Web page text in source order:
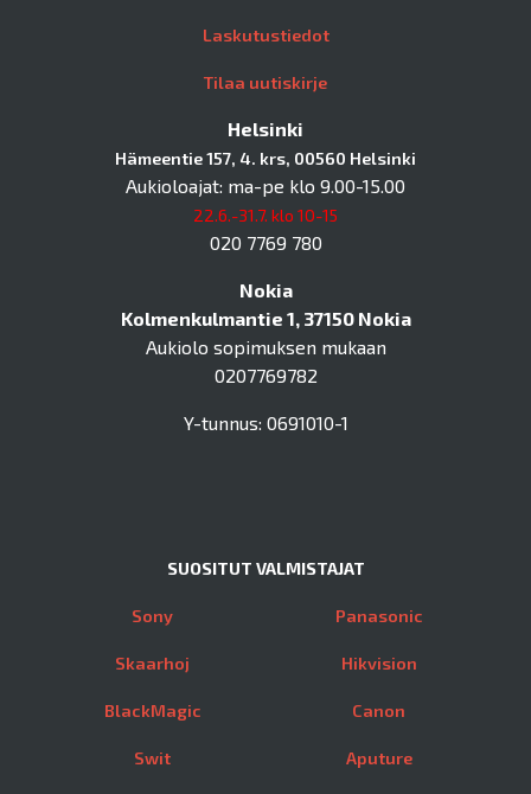
Laskutustiedot
Tilaa uutiskirje
Helsinki
Hämeentie 157, 4. krs, 00560 Helsinki
Aukioloajat: ma-pe klo 9.00-15.00
22.6.-31.7. klo 10-15
020 7769 780
Nokia
Kolmenkulmantie 1, 37150 Nokia
Aukiolo sopimuksen mukaan
0207769782
Y-tunnus: 0691010-1
SUOSITUT VALMISTAJAT
Sony
Skaarhoj
BlackMagic
Swit
Panasonic
Hikvision
Canon
Aputure